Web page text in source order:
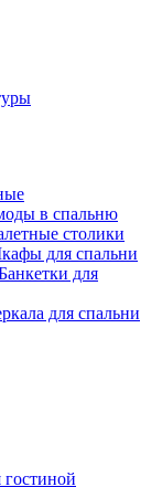
в спальню
столики
для спальни
для
для спальни